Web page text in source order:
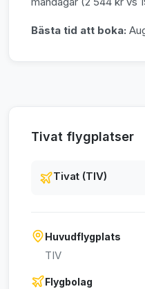
Bästa tid att boka:
Tivat flygplatser
Tivat (TIV)
Huvudflygplats
TIV
Flygbolag